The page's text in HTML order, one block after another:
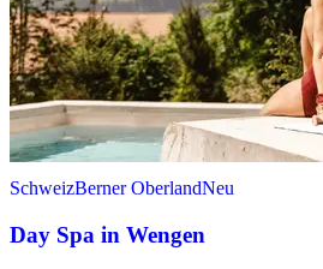
SchweizBerner OberlandNeu
Day Spa in Wengen